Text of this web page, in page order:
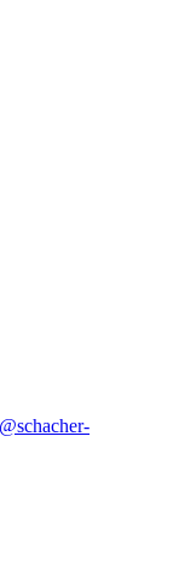
@schacher-